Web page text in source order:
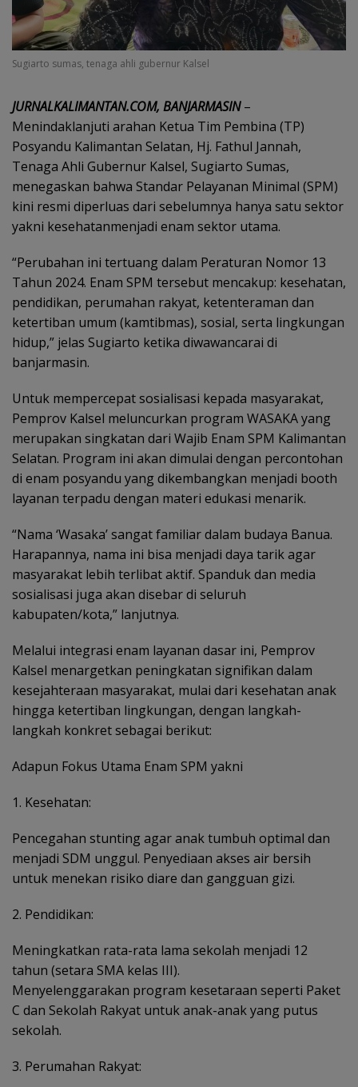
Sugiarto sumas, tenaga ahli gubernur Kalsel
JURNALKALIMANTAN.COM, BANJARMASIN–
Menindaklanjuti arahan Ketua Tim Pembina (TP)
Posyandu Kalimantan Selatan, Hj. Fathul Jannah,
Tenaga Ahli Gubernur Kalsel, Sugiarto Sumas,
menegaskan bahwa Standar Pelayanan Minimal (SPM)
kini resmi diperluas dari sebelumnya hanya satu sektor
yakni kesehatanmenjadi enam sektor utama.
“Perubahan ini tertuang dalam Peraturan Nomor 13
Tahun 2024. Enam SPM tersebut mencakup: kesehatan,
pendidikan, perumahan rakyat, ketenteraman dan
ketertiban umum (kamtibmas), sosial, serta lingkungan
hidup,” jelas Sugiarto ketika diwawancarai di
banjarmasin.
Untuk mempercepat sosialisasi kepada masyarakat,
Pemprov Kalsel meluncurkan program WASAKA yang
merupakan singkatan dari Wajib Enam SPM Kalimantan
Selatan. Program ini akan dimulai dengan percontohan
di enam posyandu yang dikembangkan menjadi booth
layanan terpadu dengan materi edukasi menarik.
“Nama ‘Wasaka’ sangat familiar dalam budaya Banua.
Harapannya, nama ini bisa menjadi daya tarik agar
masyarakat lebih terlibat aktif. Spanduk dan media
sosialisasi juga akan disebar di seluruh
kabupaten/kota,” lanjutnya.
Melalui integrasi enam layanan dasar ini, Pemprov
Kalsel menargetkan peningkatan signifikan dalam
kesejahteraan masyarakat, mulai dari kesehatan anak
hingga ketertiban lingkungan, dengan langkah-
langkah konkret sebagai berikut:
Adapun Fokus Utama Enam SPM yakni
1. Kesehatan:
Pencegahan stunting agar anak tumbuh optimal dan
menjadi SDM unggul. Penyediaan akses air bersih
untuk menekan risiko diare dan gangguan gizi.
2. Pendidikan:
Meningkatkan rata-rata lama sekolah menjadi 12
tahun (setara SMA kelas III).
Menyelenggarakan program kesetaraan seperti Paket
C dan Sekolah Rakyat untuk anak-anak yang putus
sekolah.
3. Perumahan Rakyat: